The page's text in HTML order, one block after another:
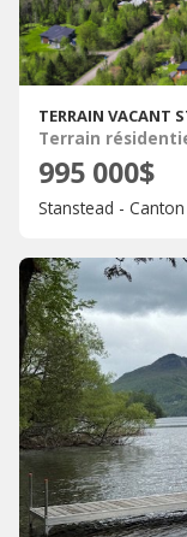
TERRAIN VACANT
Terrain
995 000$
Stanstead - Canton